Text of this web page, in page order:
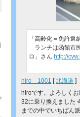
「高齢化＝免許
ランチは函館市
ロ」さん http://
hiro 1001 [北海道 ]
hiroです。よろしく
32に乗り換えました
までの中でいちばん